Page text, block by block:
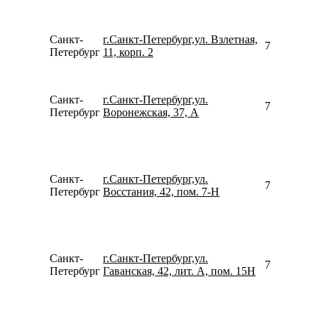
Санкт-
Петербург
г.Санкт-Петербург,ул. Взлетная,
11, корп. 2
Санкт-
Петербург
г.Санкт-Петербург,ул.
Воронежская, 37, А
Санкт-
Петербург
г.Санкт-Петербург,ул.
Восстания, 42, пом. 7-Н
Санкт-
Петербург
г.Санкт-Петербург,ул.
Гаванская, 42, лит. А, пом. 15Н